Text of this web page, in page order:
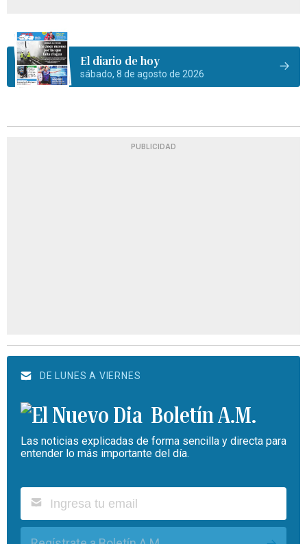
El diario de hoy
sábado, 8 de agosto de 2026
PUBLICIDAD
DE LUNES A VIERNES
Boletín A.M.
Las noticias explicadas de forma sencilla y directa para
entender lo más importante del día.